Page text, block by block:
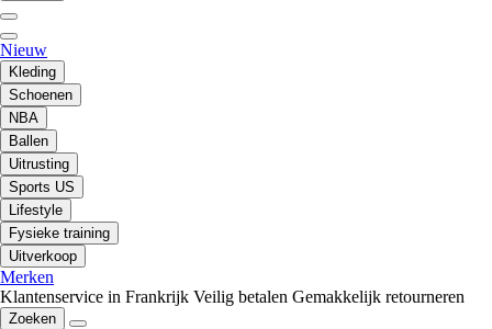
Nieuw
Kleding
Schoenen
NBA
Ballen
Uitrusting
Sports US
Lifestyle
Fysieke training
Uitverkoop
Merken
Klantenservice in Frankrijk Veilig betalen Gemakkelijk retourneren
Zoeken